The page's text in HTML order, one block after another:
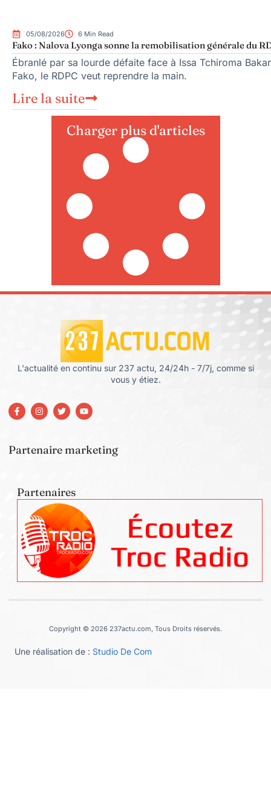
05/08/2026 6 Min Read
Fako : Nalova Lyonga sonne la remobilisation générale du
Ébranlé par sa lourde défaite face à Issa Tchiroma
Fako, le RDPC veut reprendre la main.
Lire la suite
Charger plus d'articles
L'actualité en continu sur 237 actu, 24/24h - 7/7j, comme si
vous y étiez.
Partenaire marketing
Partenaires
Copyright © 2026 237actu.com, Tous Droits réservés.
Une réalisation de : Studio De Com